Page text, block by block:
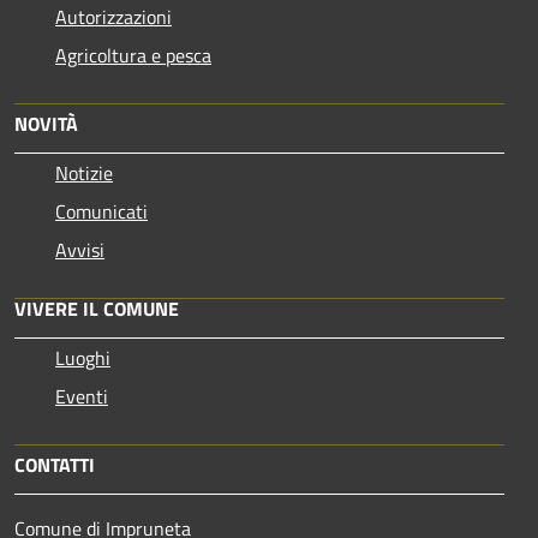
Autorizzazioni
Agricoltura e pesca
NOVITÀ
Notizie
Comunicati
Avvisi
VIVERE IL COMUNE
Luoghi
Eventi
CONTATTI
Comune di Impruneta